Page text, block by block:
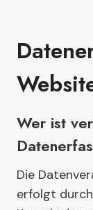
Wer ist
Die
erfolgt